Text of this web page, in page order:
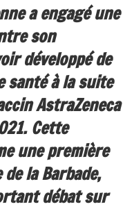
a engagé une
son
développé de
santé à la suite
AstraZeneca
Cette
une première
la Barbade,
débat sur